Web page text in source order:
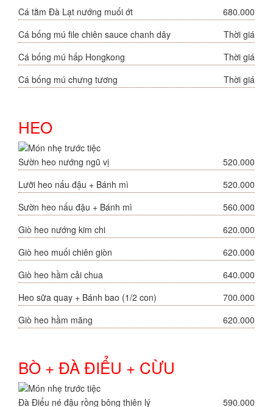
Cá tằm Đà Lạt nướng muối ớt
680.000
Cá bống mú file chiên sauce chanh dây
Thời giá
Cá bống mú hấp Hongkong
Thời giá
Cá bống mú chưng tương
Thời giá
HEO
Sườn heo nướng ngũ vị
520.000
Lưỡi heo nấu đậu + Bánh mì
520.000
Sườn heo nấu đậu + Bánh mì
560.000
Giò heo nướng kim chi
620.000
Giò heo muối chiên giòn
620.000
Giò heo hầm cải chua
640.000
Heo sữa quay + Bánh bao (1/2 con)
700.000
Giò heo hầm măng
620.000
BÒ + ĐÀ ĐIỂU + CỪU
Đà Điểu né đậu rồng bông thiên lý
590.000